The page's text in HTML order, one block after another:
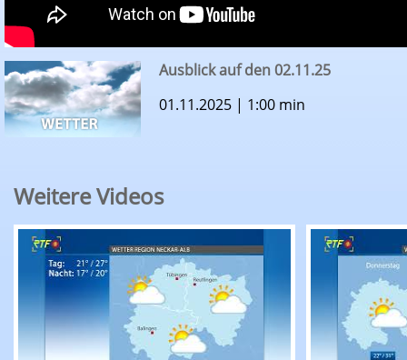
Ausblick auf den 02.11.25
01.11.2025 | 1:00 min
Weitere Videos
RTF.1-Wetter: Ausblick auf den 06.08.26RTF.1-